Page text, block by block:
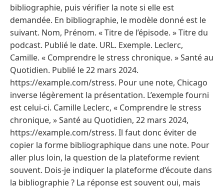
bibliographie, puis vérifier la note si elle est
demandée. En bibliographie, le modèle donné est le
suivant. Nom, Prénom. « Titre de l’épisode. » Titre du
podcast. Publié le date. URL. Exemple. Leclerc,
Camille. « Comprendre le stress chronique. » Santé au
Quotidien. Publié le 22 mars 2024.
https://example.com/stress. Pour une note, Chicago
inverse légèrement la présentation. L’exemple fourni
est celui-ci. Camille Leclerc, « Comprendre le stress
chronique, » Santé au Quotidien, 22 mars 2024,
https://example.com/stress. Il faut donc éviter de
copier la forme bibliographique dans une note. Pour
aller plus loin, la question de la plateforme revient
souvent. Dois-je indiquer la plateforme d’écoute dans
la bibliographie ? La réponse est souvent oui, mais